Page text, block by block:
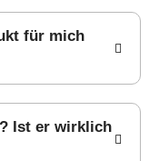
für mich
Ist er wirklich